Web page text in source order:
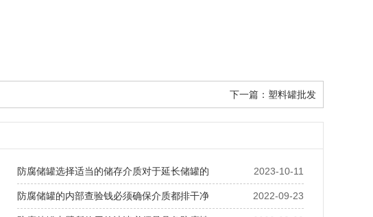
下一篇： 塑料罐批发
2023-10-11
防腐储罐选择适当的储存介质对于延长储罐的
2022-09-23
防腐储罐的内部查验钱必须确保介质都排干净